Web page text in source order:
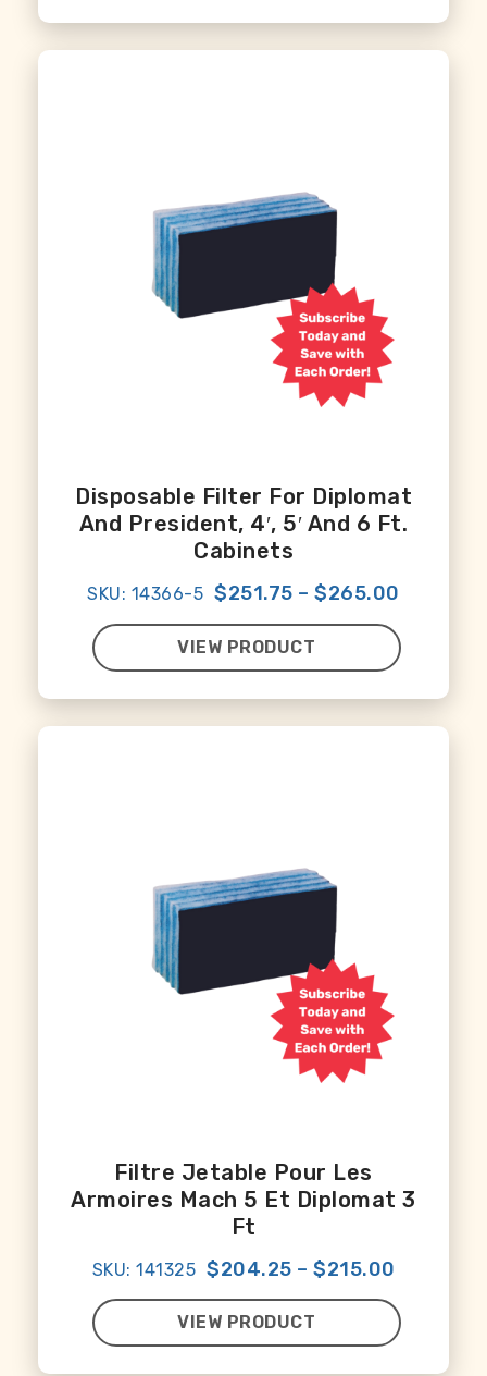
Disposable Filter For Diplomat
And President, 4′, 5′ And 6 Ft.
Cabinets
SKU: 14366-5 $251.75 –$265.00
VIEW PRODUCT
Filtre Jetable Pour Les
Armoires Mach 5 Et Diplomat 3
Ft
SKU: 141325 $204.25 – $215.00
VIEW PRODUCT